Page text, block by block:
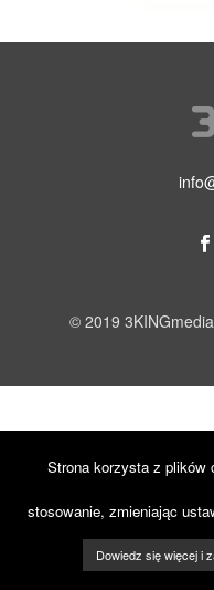
© 2019
Strona korzysta z plików
stosowanie, zmieniając
Dowiedz się więcej i